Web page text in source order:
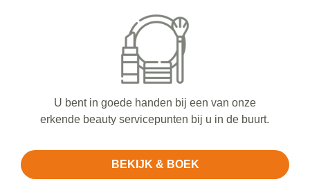
U bent in goede handen bij een van onze
erkende beauty servicepunten bij u in de buurt.
BEKIJK & BOEK